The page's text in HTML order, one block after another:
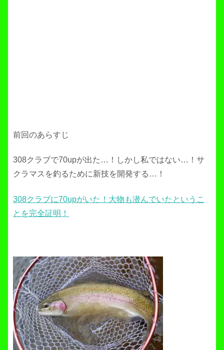
前回のあらすじ
308クラブで70upが出た…！しかし私ではない…！サ
クラマスを釣るために新技を開発する…！
308クラブに70upがいた！大物も潜んでいたというこ
とを完全証明！